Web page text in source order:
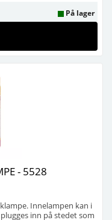
På lager
- 5528
Innelampen kan i
inn på stedet som